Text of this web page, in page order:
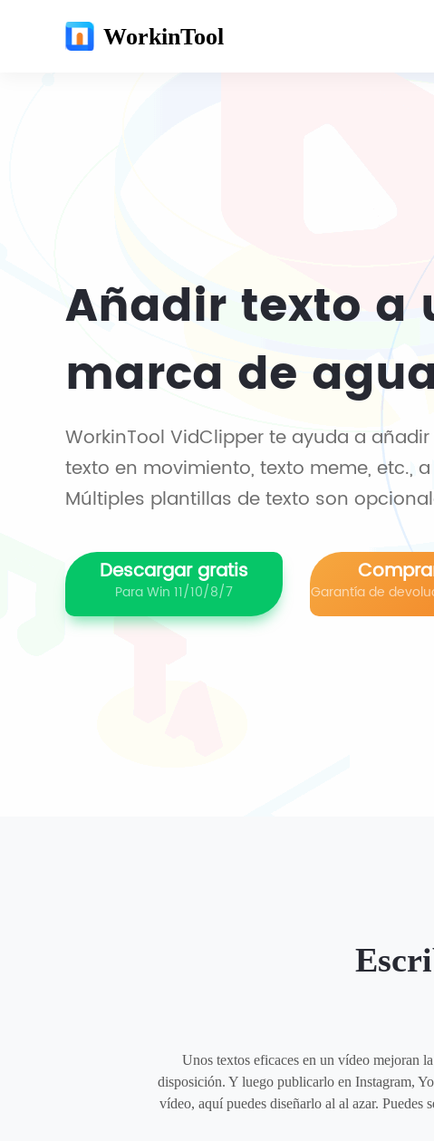
WorkinTool
Añadir texto a
marca de
WorkinTool VidClipper te ayuda a
texto en movimiento, texto meme, etc.,
Múltiples plantillas de texto son
Descargar gratis
Para Win 11/10/8/7 Garantía de
Unos textos eficaces en un vídeo mejoran
disposición. Y luego publicarlo en Instagram,
vídeo, aquí puedes diseñarlo al al azar.